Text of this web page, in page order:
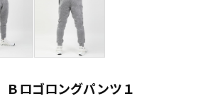
ロゴロングパンツ１